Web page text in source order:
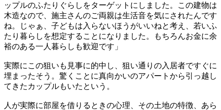
ップルのふたりぐらしをターゲットにしました。この建物は
木造なので、施主さんのご両親は生活音を気にされたんです
ね。じゃぁ、子どもは入らないほうがいいねと考え、若いふ
たり暮らしを想定することになりました。もちろんお金に余
裕のある一人暮らしも歓迎です」
実際にこの狙いも見事に的中し、狙い通りの入居者ですぐに
埋まったそう。驚くことに真向かいのアパートから引っ越し
てきたカップルもいたという。
人が実際に部屋を借りるときの心理、その土地の特徴、あら